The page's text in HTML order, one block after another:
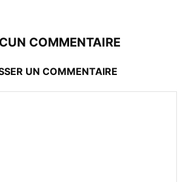
COMMENTAIRE
UN COMMENTAIRE